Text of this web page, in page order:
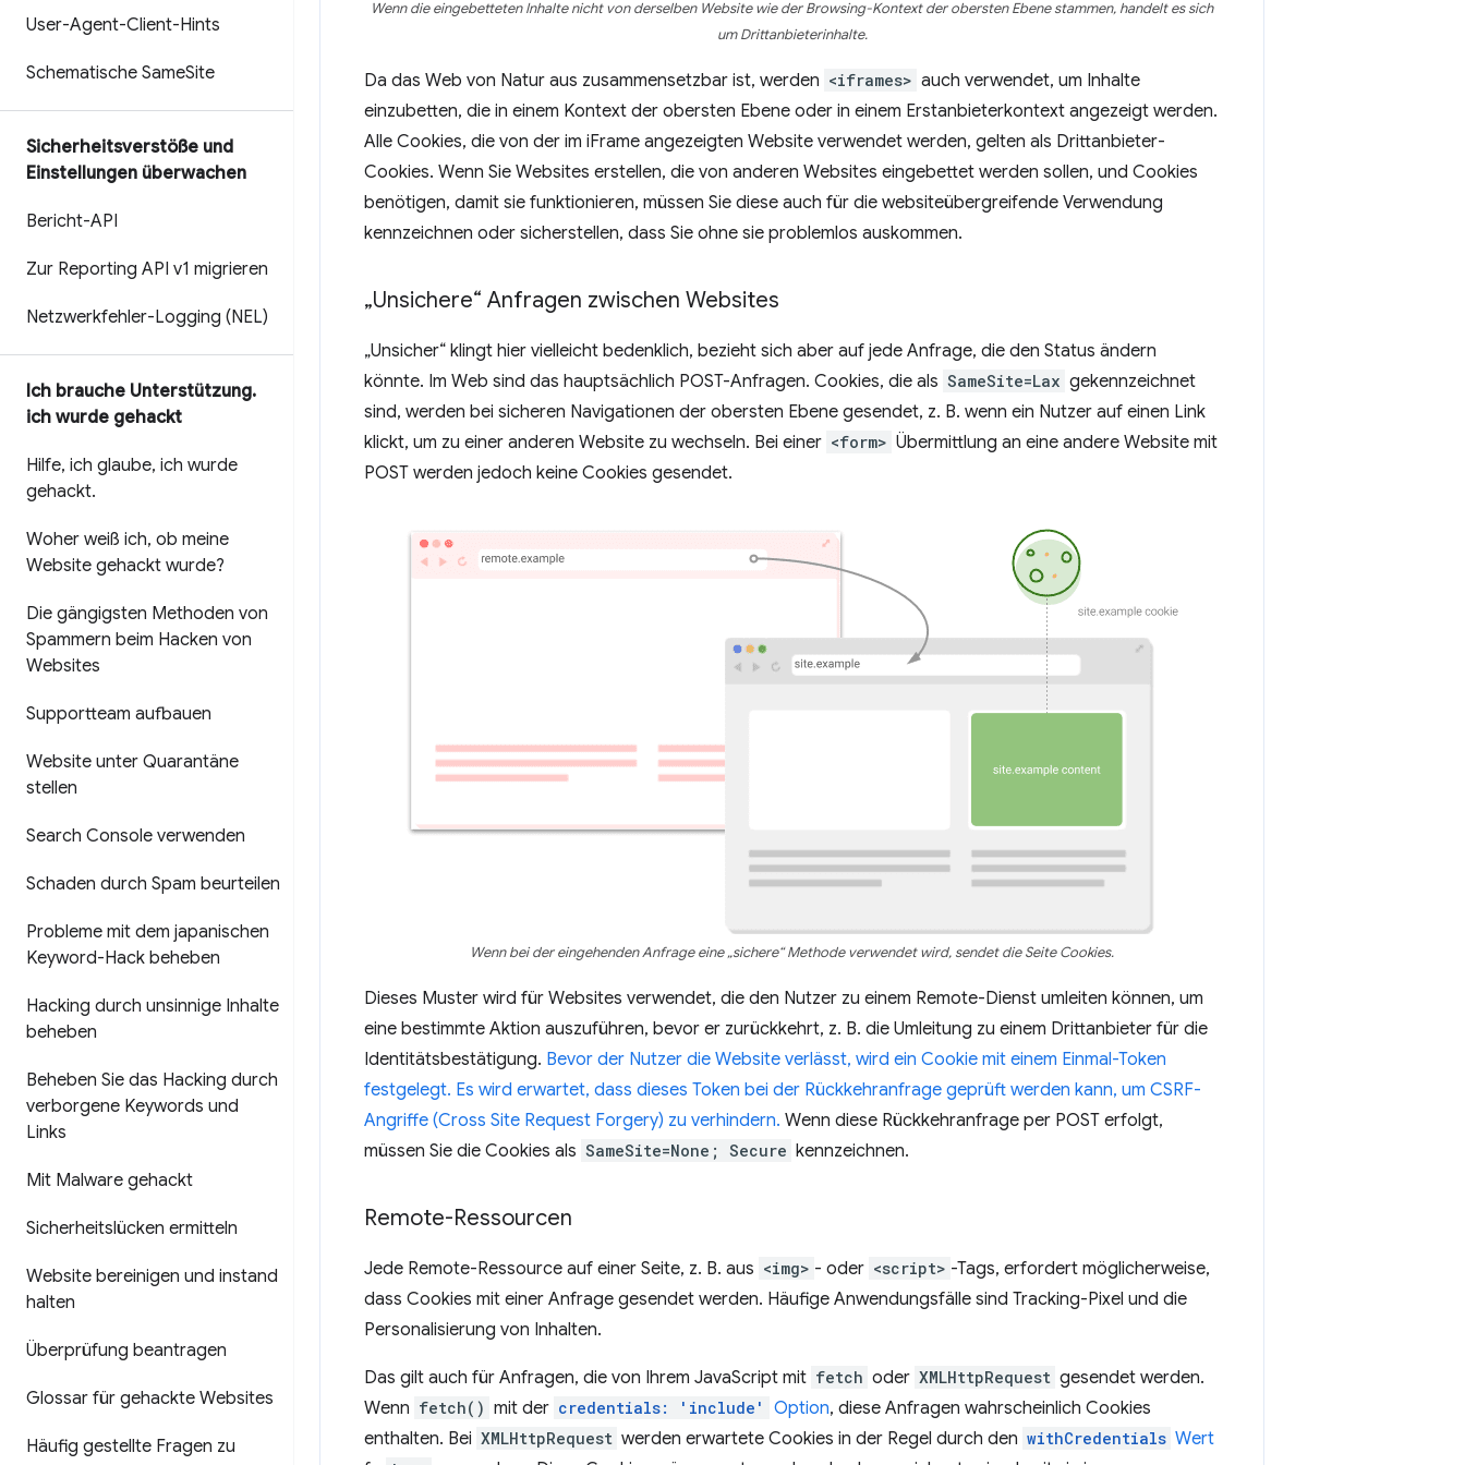
User-Agent-Client-Hints
Schematische SameSite
Sicherheitsverstöße und
Einstellungen überwachen
Bericht-API
Zur Reporting API v1 migrieren
Netzwerkfehler-Logging (NEL)
Ich brauche Unterstützung.
ich wurde gehackt
Hilfe, ich glaube, ich wurde
gehackt.
Woher weiß ich, ob meine
Website gehackt wurde?
Die gängigsten Methoden von
Spammern beim Hacken von
Websites
Supportteam aufbauen
Website unter Quarantäne
stellen
Search Console verwenden
Schaden durch Spam beurteilen
Probleme mit dem japanischen
Keyword-Hack beheben
Hacking durch unsinnige Inhalte
beheben
Beheben Sie das Hacking durch
verborgene Keywords und
Links
Mit Malware gehackt
Sicherheitslücken ermitteln
Website bereinigen und instand
halten
Überprüfung beantragen
Glossar für gehackte Websites
Häufig gestellte Fragen zu
Wenn die eingebetteten Inhalte nicht von derselben Website wie der Browsing-Kontext der obersten Ebene stammen, handelt es sich
um Drittanbieterinhalte.
Da das Web von Natur aus zusammensetzbar ist, werden <iframes> auch verwendet, um Inhalte
einzubetten, die in einem Kontext der obersten Ebene oder in einem Erstanbieterkontext angezeigt werden.
Alle Cookies, die von der im iFrame angezeigten Website verwendet werden, gelten als Drittanbieter-
Cookies. Wenn Sie Websites erstellen, die von anderen Websites eingebettet werden sollen, und Cookies
benötigen, damit sie funktionieren, müssen Sie diese auch für die websiteübergreifende Verwendung
kennzeichnen oder sicherstellen, dass Sie ohne sie problemlos auskommen.
„Unsichere“ Anfragen zwischen Websites
„Unsicher“ klingt hier vielleicht bedenklich, bezieht sich aber auf jede Anfrage, die den Status ändern
könnte. Im Web sind das hauptsächlich POST-Anfragen. Cookies, die als SameSite=Lax gekennzeichnet
sind, werden bei sicheren Navigationen der obersten Ebene gesendet, z. B. wenn ein Nutzer auf einen Link
klickt, um zu einer anderen Website zu wechseln. Bei einer <form> Übermittlung an eine andere Website mit
POST werden jedoch keine Cookies gesendet.
Wenn bei der eingehenden Anfrage eine „sichere“ Methode verwendet wird, sendet die Seite Cookies.
Dieses Muster wird für Websites verwendet, die den Nutzer zu einem Remote-Dienst umleiten können, um
eine bestimmte Aktion auszuführen, bevor er zurückkehrt, z. B. die Umleitung zu einem Drittanbieter für die
Identitätsbestätigung. Bevor der Nutzer die Website verlässt, wird ein Cookie mit einem Einmal-Token
festgelegt. Es wird erwartet, dass dieses Token bei der Rückkehranfrage geprüft werden kann, um CSRF-
Angriffe (Cross Site Request Forgery) zu verhindern. Wenn diese Rückkehranfrage per POST erfolgt,
müssen Sie die Cookies als SameSite=None; Secure kennzeichnen.
Remote-Ressourcen
Jede Remote-Ressource auf einer Seite, z. B. aus <img> - oder <script> -Tags, erfordert möglicherweise,
dass Cookies mit einer Anfrage gesendet werden. Häufige Anwendungsfälle sind Tracking-Pixel und die
Personalisierung von Inhalten.
Das gilt auch für Anfragen, die von Ihrem JavaScript mit fetch oder XMLHttpRequest gesendet werden.
Wenn fetch() mit der credentials: 'include' Option, diese Anfragen wahrscheinlich Cookies
enthalten. Bei XMLHttpRequest werden erwartete Cookies in der Regel durch den withCredentials Wert